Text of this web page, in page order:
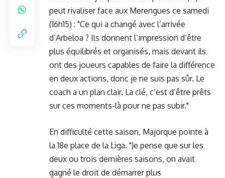
peut rivaliser face aux Merengues ce samedi
(16h15) : "Ce qui a changé avec l’arrivée
d’Arbeloa ? Ils donnent l’impression d’être
plus équilibrés et organisés, mais devant ils
ont des joueurs capables de faire la différence
en deux actions, donc je ne suis pas sûr. Le
coach a un plan clair. La clé, c’est d’être prêts
sur ces moments-là pour ne pas subir."
En difficulté cette saison, Majorque pointe à
la 18e place de la Liga. "Je pense que sur les
deux ou trois dernières saisons, on avait
gagné le droit de démarrer plus